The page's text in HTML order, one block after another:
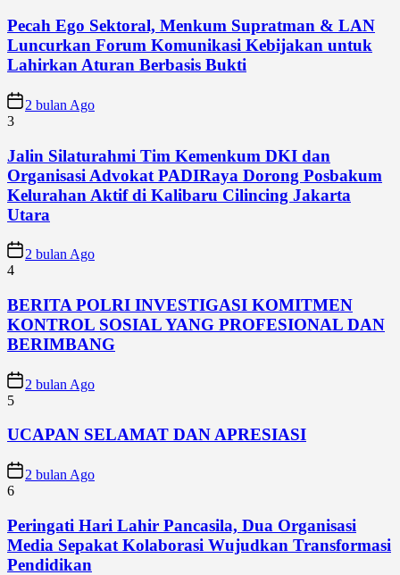
Pecah Ego Sektoral, Menkum Supratman & LAN
Luncurkan Forum Komunikasi Kebijakan untuk
Lahirkan Aturan Berbasis Bukti
2 bulan Ago
3
Jalin Silaturahmi Tim Kemenkum DKI dan
Organisasi Advokat PADIRaya Dorong Posbakum
Kelurahan Aktif di Kalibaru Cilincing Jakarta
Utara
2 bulan Ago
4
BERITA POLRI INVESTIGASI KOMITMEN
KONTROL SOSIAL YANG PROFESIONAL DAN
BERIMBANG
2 bulan Ago
5
UCAPAN SELAMAT DAN APRESIASI
2 bulan Ago
6
Peringati Hari Lahir Pancasila, Dua Organisasi
Media Sepakat Kolaborasi Wujudkan Transformasi
Pendidikan